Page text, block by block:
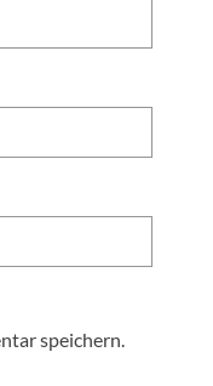
speichern.